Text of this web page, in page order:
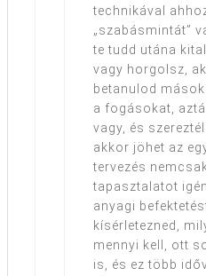
technikával
„szabásmintát”
te tudd utána
vagy horgolsz,
betanulod mások
a fogásokat,
vagy, és
akkor jöhet az
tervezés
tapasztalatot
anyagi
kísérletezned,
mennyi kell, ott
is, és ez több